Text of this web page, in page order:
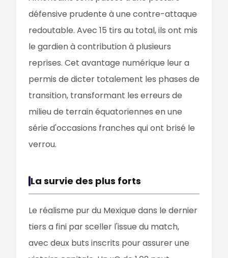
défensive prudente à une contre-attaque
redoutable. Avec 15 tirs au total, ils ont mis
le gardien à contribution à plusieurs
reprises. Cet avantage numérique leur a
permis de dicter totalement les phases de
transition, transformant les erreurs de
milieu de terrain équatoriennes en une
série d'occasions franches qui ont brisé le
verrou.
La survie des plus forts
Le réalisme pur du Mexique dans le dernier
tiers a fini par sceller l'issue du match,
avec deux buts inscrits pour assurer une